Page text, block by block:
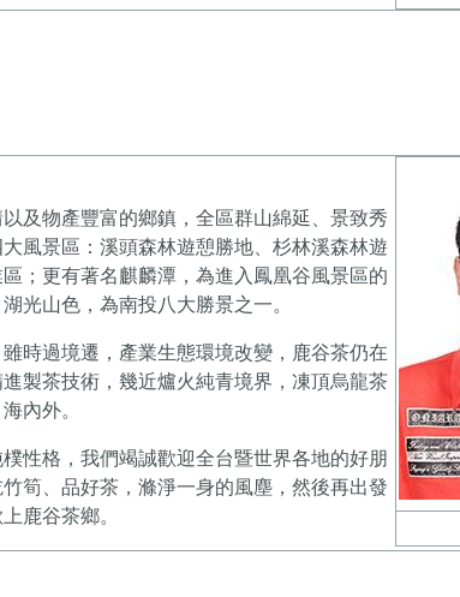
及物產豐富的鄉鎮，全區群山綿延、景致秀
風景區：溪頭森林遊憩勝地、杉林溪森林遊
；更有著名麒麟潭，為進入鳳凰谷風景區的
光山色，為南投八大勝景之一。
時過境遷，產業生態環境改變，鹿谷茶仍在
製茶技術，幾近爐火純青境界，凍頂烏龍茶
內外。
性格，我們竭誠歡迎全台暨世界各地的好朋
筍、品好茶，滌淨一身的風塵，然後再出發
鹿谷茶鄉。